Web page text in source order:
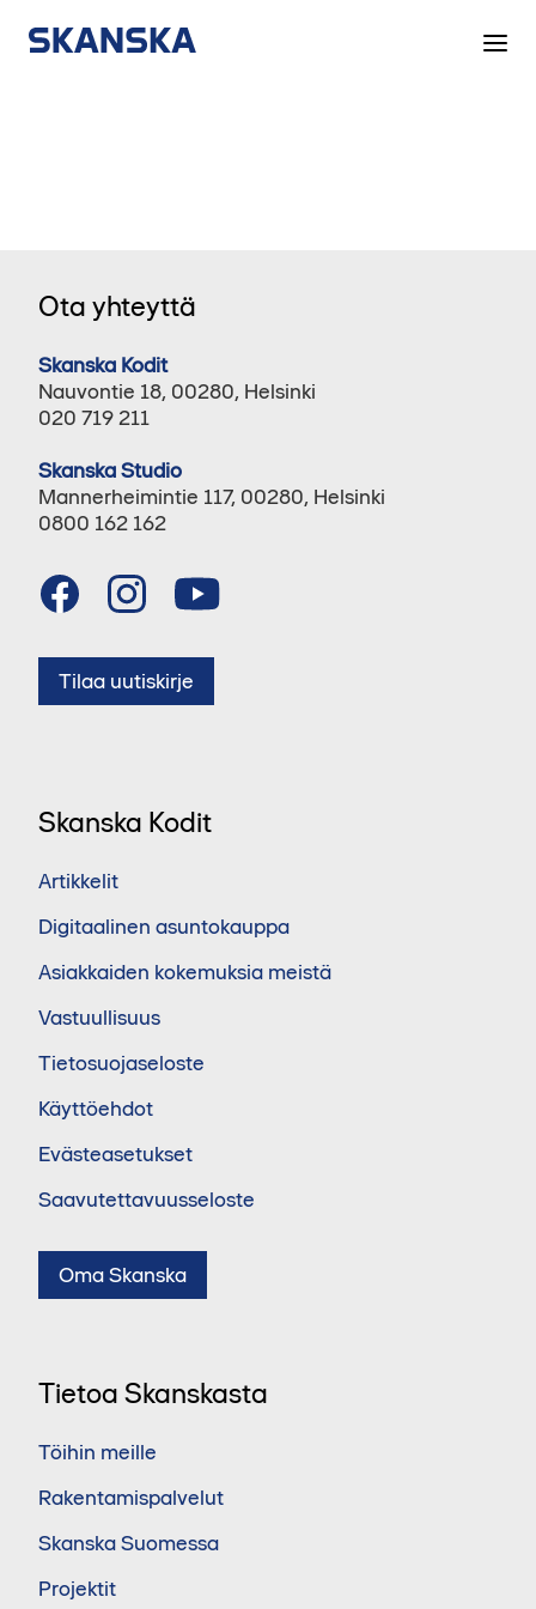
Ruskeasuo
Ota yhteyttä
Skanska Kodit
Nauvontie 18, 00280, Helsinki
020 719 211
Skanska Studio
Mannerheimintie 117, 00280, Helsinki
0800 162 162
Tilaa uutiskirje
Skanska Kodit
Artikkelit
Digitaalinen asuntokauppa
Asiakkaiden kokemuksia meistä
Vastuullisuus
Tietosuojaseloste
Käyttöehdot
Evästeasetukset
Saavutettavuusseloste
Oma Skanska
Tietoa Skanskasta
Töihin meille
Rakentamispalvelut
Skanska Suomessa
Projektit